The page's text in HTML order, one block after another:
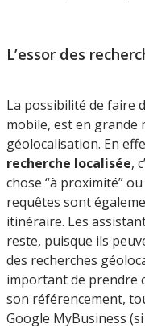
L’essor des
La possibilité de faire
mobile, est en
géolocalisation. En
recherche localisée,
chose “à proximité”
requêtes sont
itinéraire. Les
reste, puisque ils
des recherches
important de prendre
son référencement,
Google MyBusiness (si